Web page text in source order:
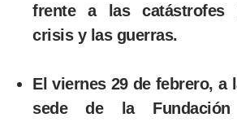
frente a las catástrofes
crisis y las guerras.
El viernes 29 de febrero, a
sede de la